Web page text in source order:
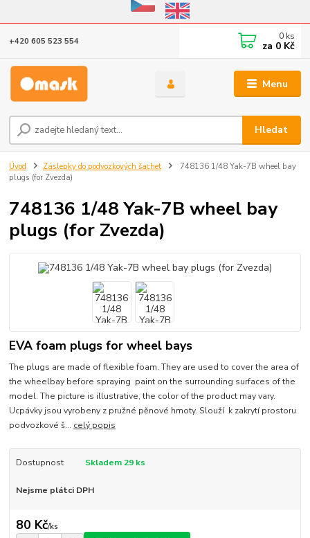
Eshop v provozu do 31.10.2026
Menu
Hledat
+420 605 523 554 0 ks
za 0 Kč
Úvod Záslepky do podvozkových šachet
748136 1/48 Yak-7B wheel bay
plugs (for Zvezda)
748136 1/48 Yak-7B wheel bay
plugs (for Zvezda)
EVA foam plugs for wheel bays
The plugs are made of flexible foam. They are used to cover the area of
the wheelbay before spraying paint on the surrounding surfaces of the
model. The picture is illustrative, the color of the product may vary.
Ucpávky jsou vyrobeny z pružné pěnové hmoty. Slouží k zakrytí prostoru
podvozkové š... celý popis
Dostupnost Skladem 29 ks
Nejsme plátci DPH
80 Kč/ks